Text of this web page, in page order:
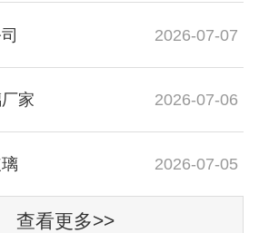
2026-07-07
家 2026-07-06
2026-07-05
查看更多>>